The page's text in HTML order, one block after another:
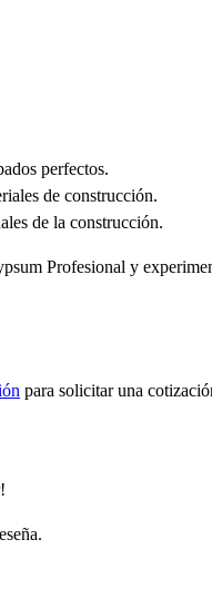
perfectos.
de construcción.
de la construcción.
Profesional y
para solicitar una